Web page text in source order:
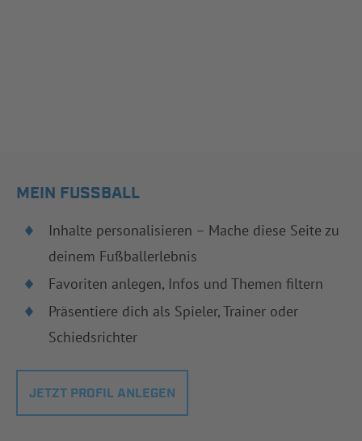
MEIN FUSSBALL
Inhalte personalisieren – Mache diese Seite zu
deinem Fußballerlebnis
Favoriten anlegen, Infos und Themen filtern
Präsentiere dich als Spieler, Trainer oder
Schiedsrichter
JETZT PROFIL ANLEGEN